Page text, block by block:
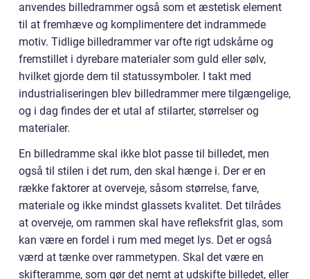
anvendes billedrammer også som et æstetisk element
til at fremhæve og komplimentere det indrammede
motiv. Tidlige billedrammer var ofte rigt udskårne og
fremstillet i dyrebare materialer som guld eller sølv,
hvilket gjorde dem til statussymboler. I takt med
industrialiseringen blev billedrammer mere tilgængelige,
og i dag findes der et utal af stilarter, størrelser og
materialer.
En billedramme skal ikke blot passe til billedet, men
også til stilen i det rum, den skal hænge i. Der er en
række faktorer at overveje, såsom størrelse, farve,
materiale og ikke mindst glassets kvalitet. Det tilrådes
at overveje, om rammen skal have refleksfrit glas, som
kan være en fordel i rum med meget lys. Det er også
værd at tænke over rammetypen. Skal det være en
skifteramme, som gør det nemt at udskifte billedet, eller